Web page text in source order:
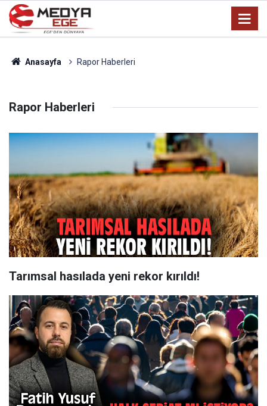
Anasayfa Rapor Haberleri
Rapor Haberleri
Tarımsal hasılada yeni rekor kırıldı!